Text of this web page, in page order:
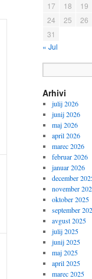
17
18 19
24
25 26
31
« Jul
Arhivi
julij 2026
junij 2026
maj 2026
april 2026
marec 2026
februar 2026
januar 2026
december
november
oktober 2025
september
avgust 2025
julij 2025
junij 2025
maj 2025
april 2025
marec 2025